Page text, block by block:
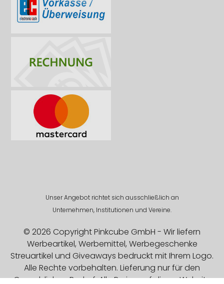
Unser Angebot richtet sich ausschließlich an
Unternehmen, Institutionen und Vereine.
© 2026 Copyright Pinkcube GmbH - Wir liefern
Werbeartikel, Werbemittel, Werbegeschenke
Streuartikel und Giveaways bedruckt mit Ihrem Logo.
Alle Rechte vorbehalten. Lieferung nur für den
Gewerblichen Bedarf. Alle Preise auf dieser Website